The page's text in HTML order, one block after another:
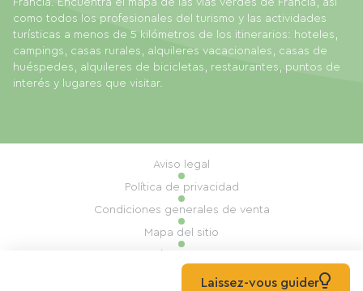
Francia. Encuentra el mapa de las vías verdes de Francia, así
como todos los profesionales del turismo y las actividades
turísticas a menos de 5 kilómetros de los itinerarios: hoteles,
campings, casas rurales, alquileres vacacionales, casas de
huéspedes, alquileres de bicicletas, restaurantes, puntos de
interés y lugares que visitar.
Aviso legal
Política de privacidad
Condiciones generales de venta
Mapa del sitio
Realización: Mill, PrivasLaissez-vous guider